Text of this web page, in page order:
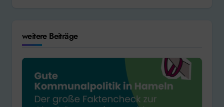
weitere Beiträge